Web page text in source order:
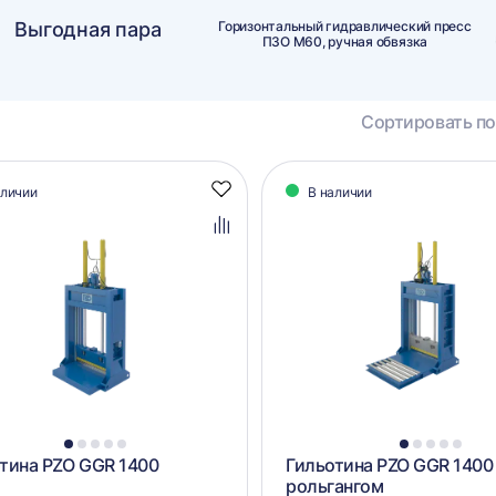
Выгодная пара
Горизонтальный гидравлический пресс
ПЗО М60, ручная обвязка
Сортировать
Добавить
Добавить
1 2 3 4 5
PZO GGR 1400
В наличии
1 2 3 4 5
Гильотина PZO GGR
рольгангом